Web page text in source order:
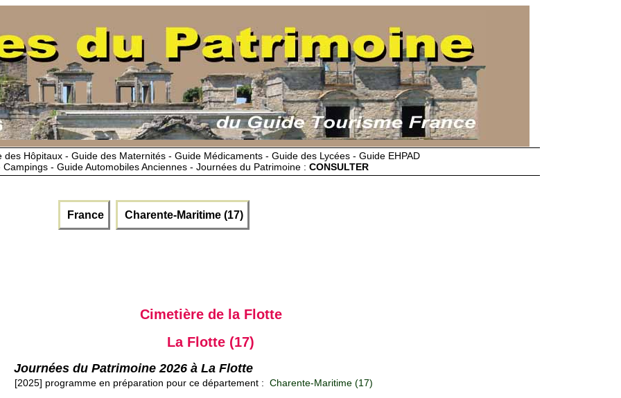
Hôpitaux - Guide des Maternités - Guide Médicaments - Guide des Lycées - Guide EHPAD
- Guide Automobiles Anciennes - Journées du Patrimoine : CONSULTER
France Charente-Maritime (17)
Cimetière de la Flotte
La Flotte (17)
Journées du Patrimoine 2026 à La Flotte
[2025] programme en préparation pour ce département : Charente-Maritime (17)